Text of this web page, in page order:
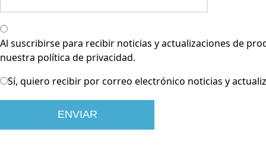
Al suscribirse para recibir noticias y actualizaciones de
nuestra política de privacidad.
Sí, quiero recibir por correo electrónico noticias y